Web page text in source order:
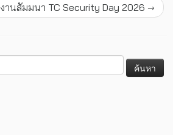
งานสัมมนา TC Security Day 2026 →